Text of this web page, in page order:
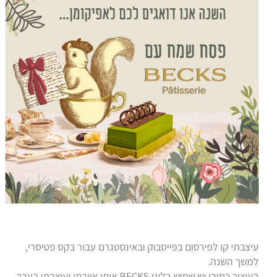
עיצבתי קו לפירסום בפייסבוק ובאינסטגרם עבור בקס פטיסרי,
למשך השנה.